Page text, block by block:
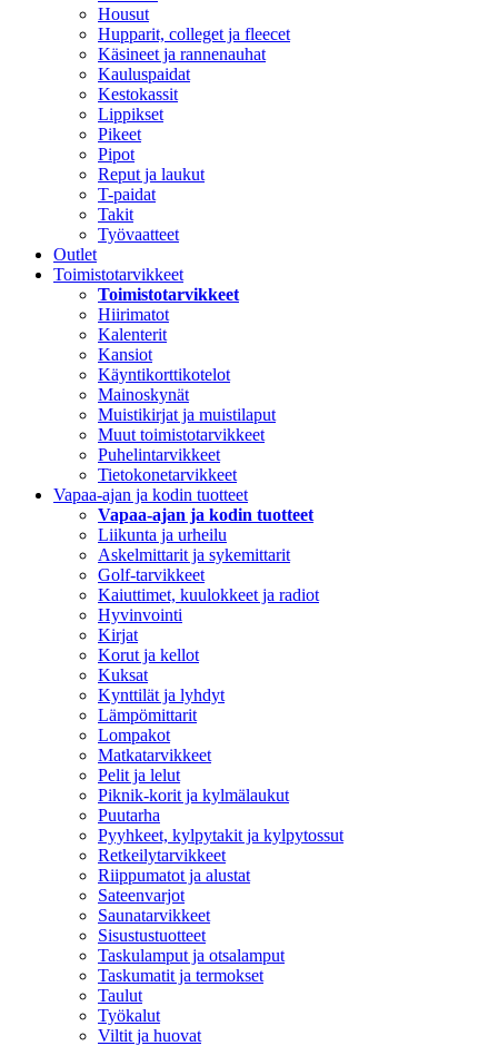
Housut
Hupparit, colleget ja fleecet
Käsineet ja rannenauhat
Kauluspaidat
Kestokassit
Lippikset
Pikeet
Pipot
Reput ja laukut
T-paidat
Takit
Työvaatteet
Outlet
Toimistotarvikkeet
Toimistotarvikkeet
Hiirimatot
Kalenterit
Kansiot
Käyntikorttikotelot
Mainoskynät
Muistikirjat ja muistilaput
Muut toimistotarvikkeet
Puhelintarvikkeet
Tietokonetarvikkeet
Vapaa-ajan ja kodin tuotteet
Vapaa-ajan ja kodin tuotteet
Liikunta ja urheilu
Askelmittarit ja sykemittarit
Golf-tarvikkeet
Kaiuttimet, kuulokkeet ja radiot
Hyvinvointi
Kirjat
Korut ja kellot
Kuksat
Kynttilät ja lyhdyt
Lämpömittarit
Lompakot
Matkatarvikkeet
Pelit ja lelut
Piknik-korit ja kylmälaukut
Puutarha
Pyyhkeet, kylpytakit ja kylpytossut
Retkeilytarvikkeet
Riippumatot ja alustat
Sateenvarjot
Saunatarvikkeet
Sisustustuotteet
Taskulamput ja otsalamput
Taskumatit ja termokset
Taulut
Työkalut
Viltit ja huovat